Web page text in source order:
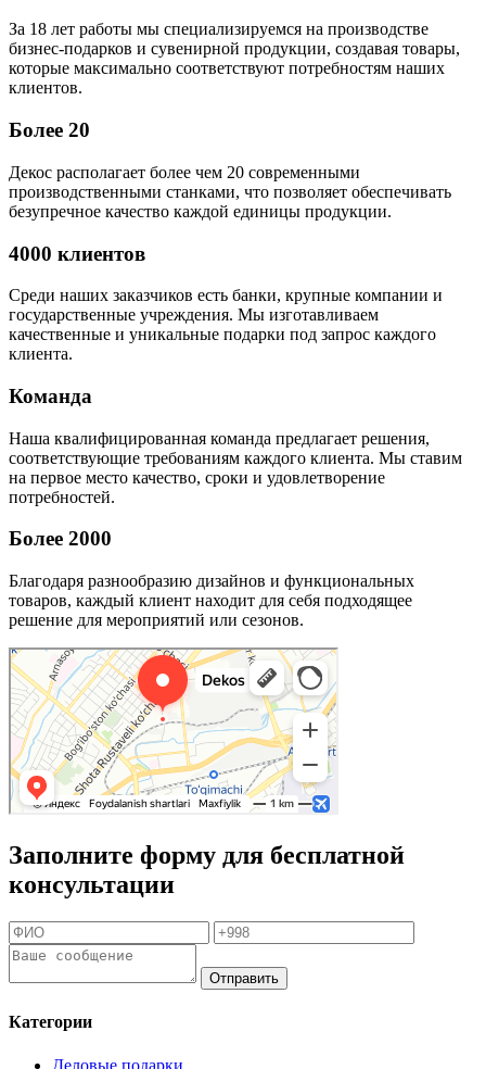
За 18 лет работы мы специализируемся на производстве
бизнес-подарков и сувенирной продукции, создавая товары,
которые максимально соответствуют потребностям наших
клиентов.
Более 20
Декос располагает более чем 20 современными
производственными станками, что позволяет обеспечивать
безупречное качество каждой единицы продукции.
4000 клиентов
Среди наших заказчиков есть банки, крупные компании и
государственные учреждения. Мы изготавливаем
качественные и уникальные подарки под запрос каждого
клиента.
Команда
Наша квалифицированная команда предлагает решения,
соответствующие требованиям каждого клиента. Мы ставим
на первое место качество, сроки и удовлетворение
потребностей.
Более 2000
Благодаря разнообразию дизайнов и функциональных
товаров, каждый клиент находит для себя подходящее
решение для мероприятий или сезонов.
Заполните форму для бесплатной
консультации
Отправить
Категории
Деловые подарки